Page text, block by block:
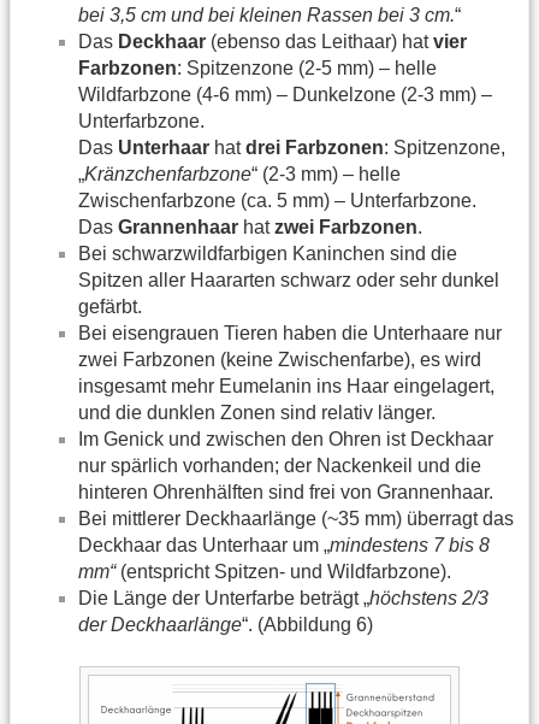
bei 3,5 cm und bei kleinen Rassen bei 3 cm.“
Das Deckhaar (ebenso das Leithaar) hatvier
Farbzonen: Spitzenzone (2-5 mm) – helle
Wildfarbzone (4-6 mm) – Dunkelzone (2-3 mm) –
Unterfarbzone.
Das Unterhaar hatdrei Farbzonen: Spitzenzone,
„Kränzchenfarbzone“ (2-3 mm) – helle
Zwischenfarbzone (ca. 5 mm) – Unterfarbzone.
Das Grannenhaar hatzwei Farbzonen.
Bei schwarzwildfarbigen Kaninchen sind die
Spitzen aller Haararten schwarz oder sehr dunkel
gefärbt.
Bei eisengrauen Tieren haben die Unterhaare nur
zwei Farbzonen (keine Zwischenfarbe), es wird
insgesamt mehr Eumelanin ins Haar eingelagert,
und die dunklen Zonen sind relativ länger.
Im Genick und zwischen den Ohren ist Deckhaar
nur spärlich vorhanden; der Nackenkeil und die
hinteren Ohrenhälften sind frei von Grannenhaar.
Bei mittlerer Deckhaarlänge (~35 mm) überragt das
Deckhaar das Unterhaar um „mindestens 7 bis 8
mm“(entspricht Spitzen- und Wildfarbzone).
Die Länge der Unterfarbe beträgt „höchstens 2/3
der Deckhaarlänge“. (Abbildung 6)